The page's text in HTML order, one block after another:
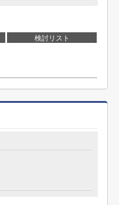
検討リスト